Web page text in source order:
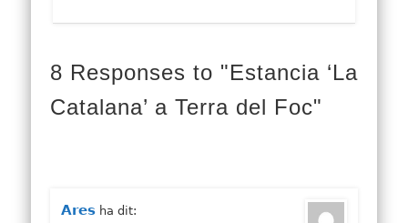
8 Responses to "Estancia ‘La
Catalana’ a Terra del Foc"
Ares ha dit: